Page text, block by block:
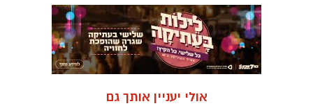
אולי יעניין אותך גם